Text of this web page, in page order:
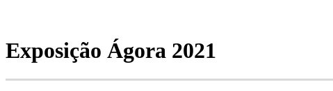
Exposição Ágora 2021